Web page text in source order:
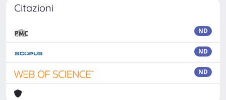
Citazioni
ND
ND
ND